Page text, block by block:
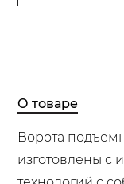
О товаре
Ворота
изготовлены с